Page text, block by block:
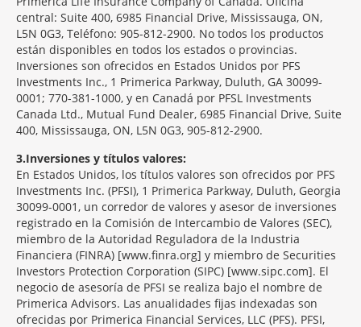
central: Suite 400, 6985 Financial Drive, Mississauga, ON,
L5N 0G3, Teléfono: 905-812-2900. No todos los productos
están disponibles en todos los estados o provincias.
Inversiones son ofrecidos en Estados Unidos por PFS
Investments Inc., 1 Primerica Parkway, Duluth, GA 30099-
0001; 770-381-1000, y en Canadá por PFSL Investments
Canada Ltd., Mutual Fund Dealer, 6985 Financial Drive, Suite
400, Mississauga, ON, L5N 0G3, 905-812-2900.
3 Inversiones y títulos valores:
En Estados Unidos, los títulos valores son ofrecidos por PFS
Investments Inc. (PFSI), 1 Primerica Parkway, Duluth, Georgia
30099-0001, un corredor de valores y asesor de inversiones
registrado en la Comisión de Intercambio de Valores (SEC),
miembro de la Autoridad Reguladora de la Industria
Financiera (FINRA) [www.finra.org] y miembro de Securities
Investors Protection Corporation (SIPC) [www.sipc.com]. El
negocio de asesoría de PFSI se realiza bajo el nombre de
Primerica Advisors. Las anualidades fijas indexadas son
ofrecidas por Primerica Financial Services, LLC (PFS). PFSI,